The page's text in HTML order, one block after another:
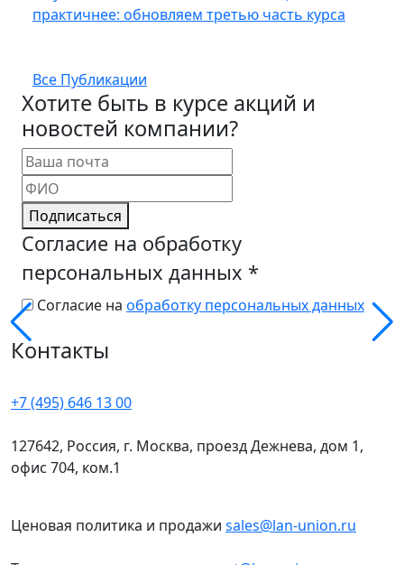
практичнее: обновляем третью часть курса
Все Публикации
Хотите быть в курсе акций и
новостей компании?
Подписаться
Согласие на обработку
персональных данных *
Согласие на обработку персональных данных
Контакты
+7 (495) 646 13 00
127642, Россия, г. Москва, проезд Дежнева, дом 1,
офис 704, ком.1
Ценовая политика и продажи sales@lan-union.ru